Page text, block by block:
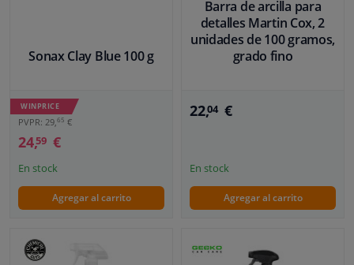
Sonax Clay Blue 100 g
WINPRICE
PVPR: 29,65 €
24,59 €
En stock
Agregar al carrito
Barra de arcilla para
detalles Martin Cox, 2
unidades de 100 gramos,
grado fino
22,04 €
En stock
Agregar al carrito